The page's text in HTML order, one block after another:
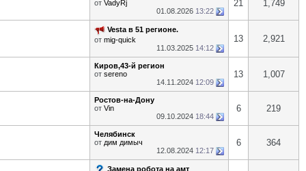
от VadyRj
01.08.2026 13:22
21 1,749
Vesta в 51 регионе.
от mig-quick
11.03.2025 14:12
13 2,921
Киров,43-й регион
от sereno
14.11.2024 12:09
13 1,007
Ростов-на-Дону
от Vin
09.10.2024 18:44
6 219
Челябинск
от дим димыч
12.08.2024 12:17
6 364
Замена робота на амт